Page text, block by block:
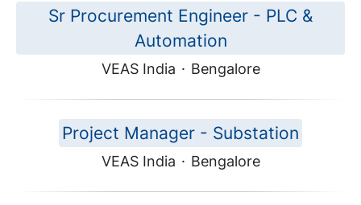
Sr Procurement Engineer - PLC &
Automation
VEAS India · Bengalore
Project Manager - Substation
VEAS India · Bengalore